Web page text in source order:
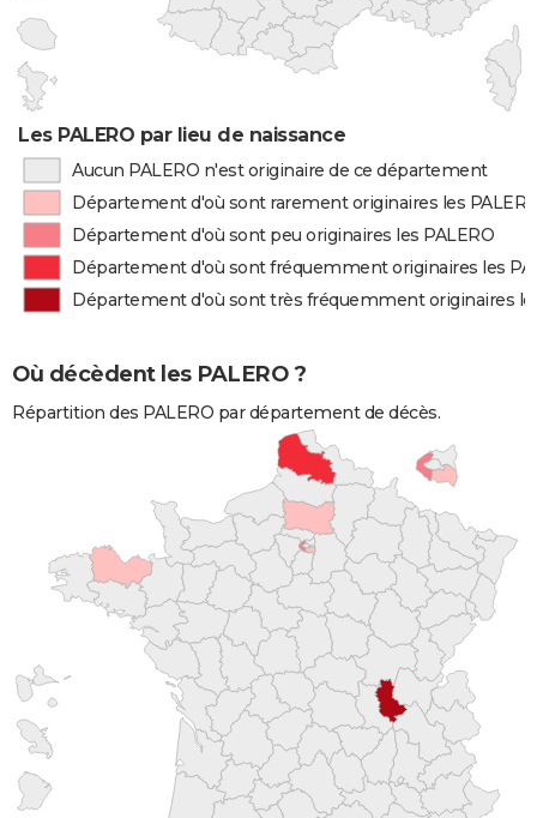
Les PALERO par lieu de naissance
Aucun PALERO n'est originaire de ce département
Département d'où sont rarement originaires les
Département d'où sont peu originaires les PALERO
Département d'où sont fréquemment originaires les
Département d'où sont très fréquemment originaires
Où décèdent les PALERO ?
Répartition des PALERO par département de décès.